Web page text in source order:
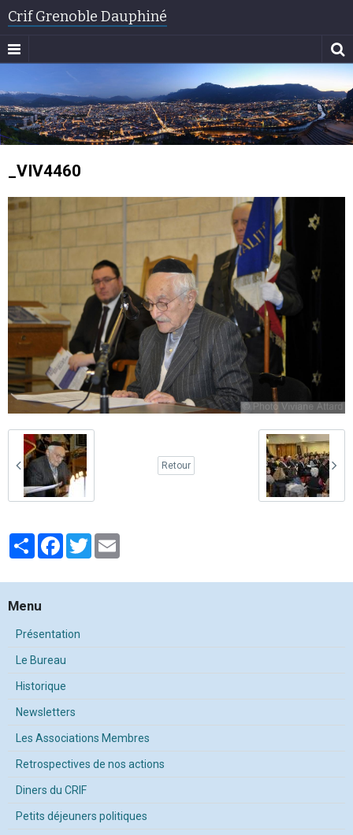
Crif Grenoble Dauphiné
_VIV4460
Retour
PartagerFacebook
Twitter
Menu
Présentation
Le Bureau
Historique
Newsletters
Les Associations Membres
Retrospectives de nos actions
Diners du CRIF
Petits déjeuners politiques